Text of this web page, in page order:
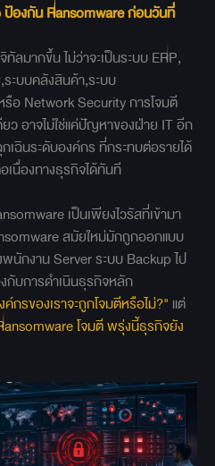
ป้องกัน Ransomware ก่อนวันที่
ากขึ้น ไม่ว่าจะเป็นระบบ ERP,
ะบบคลังสินค้า,ระบบ
อ Network Security การโจมตี
ว อาจไม่ใช่แค่ปัญหาของฝ่าย IT อีก
เฉินระดับองค์กร ที่กระทบต่อรายได้
เนื่องทางธุรกิจได้ทันที
เป็นเพียงไวรัสที่เข้ามา
สมัยใหม่มักถูกออกแบบ
นักงาน Server ระบบ Backup ไป
กับการดำเนินธุรกิจหลัก
ค์กรของเราจะถูกโจมตีหรือไม่?" แต่
โจมตี พรุ่งนี้ธุรกิจยัง